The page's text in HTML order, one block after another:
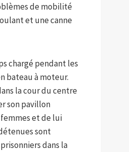
de mobilité
et une canne
chargé pendant les
bateau à moteur.
la cour du centre
son pavillon
et de lui
sont
dans la